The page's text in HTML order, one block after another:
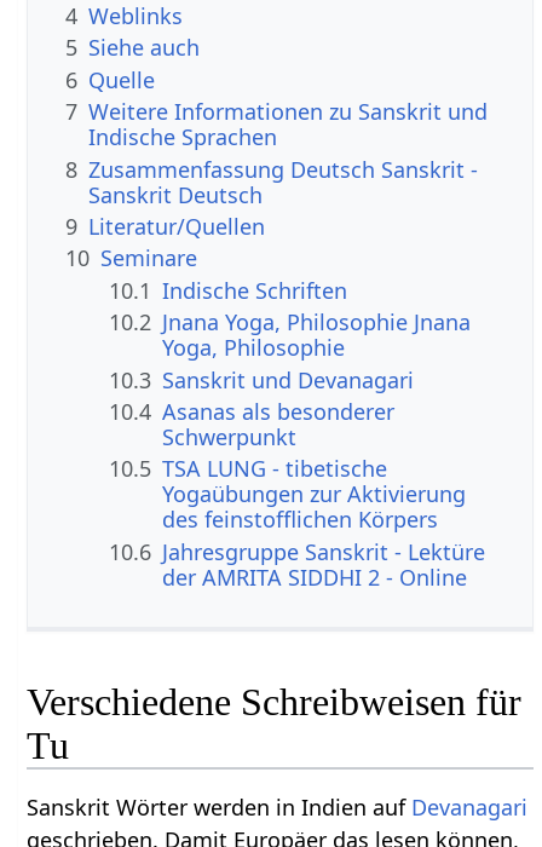
4 Weblinks
5 Siehe auch
6 Quelle
7 Weitere Informationen zu Sanskrit und
Indische Sprachen
8 Zusammenfassung Deutsch Sanskrit -
Sanskrit Deutsch
9 Literatur/Quellen
10 Seminare
10.1 Indische Schriften
10.2 Jnana Yoga, Philosophie Jnana
Yoga, Philosophie
10.3 Sanskrit und Devanagari
10.4 Asanas als besonderer
Schwerpunkt
10.5 TSA LUNG - tibetische
Yogaübungen zur Aktivierung
des feinstofflichen Körpers
10.6 Jahresgruppe Sanskrit - Lektüre
der AMRITA SIDDHI 2 - Online
Verschiedene Schreibweisen für
Tu
Sanskrit Wörter werden in Indien auf Devanagari
geschrieben. Damit Europäer das lesen können,